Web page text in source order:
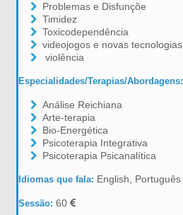
Problemas e Disfunçõe
Timidez
Toxicodependência
videojogos e novas tecnologias
violência
Especialidades/Terapias/Abordagens:
Análise Reichiana
Arte-terapia
Bio-Energética
Psicoterapia Integrativa
Psicoterapia Psicanalítica
Idiomas que fala: English, Português
Sessão:60